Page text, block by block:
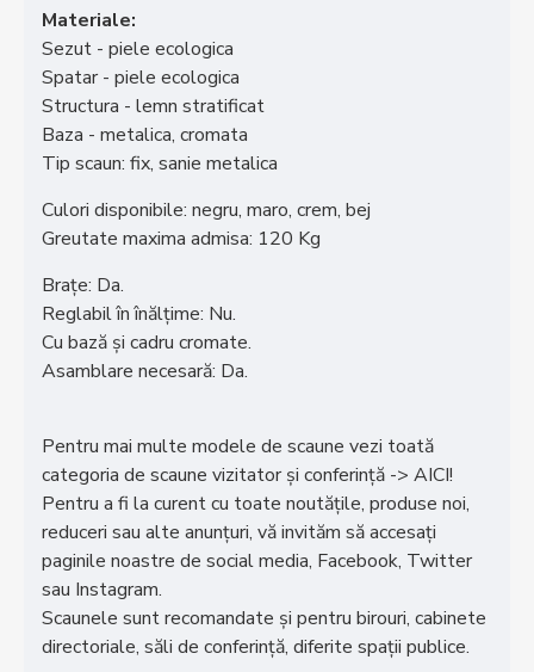
Materiale:
Sezut - piele ecologica
Spatar - piele ecologica
Structura - lemn stratificat
Baza - metalica, cromata
Tip scaun: fix, sanie metalica
Culori disponibile: negru, maro, crem, bej
Greutate maxima admisa: 120 Kg
Brațe: Da.
Reglabil în înălțime: Nu.
Cu bază și cadru cromate.
Asamblare necesară: Da.
Pentru mai multe modele de scaune vezi toată
categoria de scaune vizitator și conferință -> AICI!
Pentru a fi la curent cu toate noutățile, produse noi,
reduceri sau alte anunțuri, vă invităm să accesați
paginile noastre de social media, Facebook, Twitter
sau Instagram.
Scaunele sunt recomandate și pentru birouri, cabinete
directoriale, săli de conferință, diferite spații publice.